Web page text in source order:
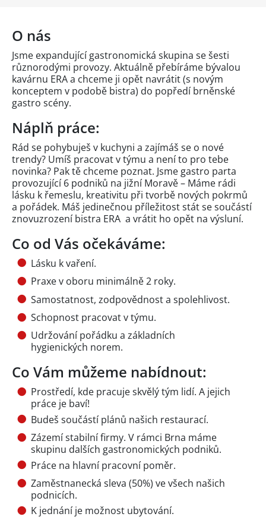
O nás
Jsme expandující gastronomická skupina se šesti
různorodými provozy. Aktuálně přebíráme bývalou
kavárnu ERA a chceme ji opět navrátit (s novým
konceptem v podobě bistra) do popředí brněnské
gastro scény.
Náplň práce:
Rád se pohybuješ v kuchyni a zajímáš se o nové
trendy? Umíš pracovat v týmu a není to pro tebe
novinka? Pak tě chceme poznat. Jsme gastro parta
provozující 6 podniků na jižní Moravě – Máme rádi
lásku k řemeslu, kreativitu při tvorbě nových pokrmů
a pořádek. Máš jedinečnou příležitost stát se součástí
znovuzrození bistra ERA a vrátit ho opět na výsluní.
Co od Vás očekáváme:
Lásku k vaření.
Praxe v oboru minimálně 2 roky.
Samostatnost, zodpovědnost a spolehlivost.
Schopnost pracovat v týmu.
Udržování pořádku a základních
hygienických norem.
Co Vám můžeme nabídnout:
Prostředí, kde pracuje skvělý tým lidí. A jejich
práce je baví!
Budeš součástí plánů našich restaurací.
Zázemí stabilní firmy. V rámci Brna máme
skupinu dalších gastronomických podniků.
Práce na hlavní pracovní poměr.
Zaměstnanecká sleva (50%) ve všech našich
podnicích.
K jednání je možnost ubytování.